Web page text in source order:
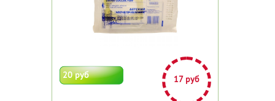
20 руб 17 руб